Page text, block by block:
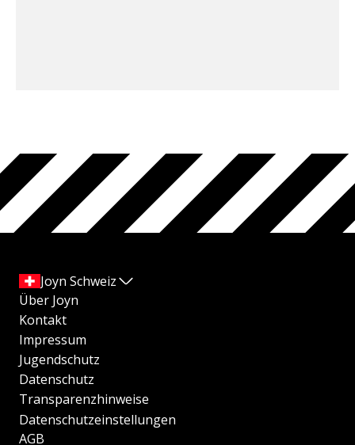
Joyn Schweiz
Über Joyn
Kontakt
Impressum
Jugendschutz
Datenschutz
Transparenzhinweise
Datenschutzeinstellungen
AGB